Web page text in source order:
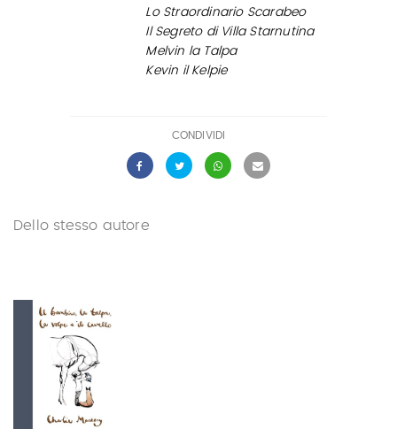
Lo Straordinario Scarabeo
Il Segreto di Villa Starnutina
Melvin la Talpa
Kevin il Kelpie
CONDIVIDI
Dello stesso autore